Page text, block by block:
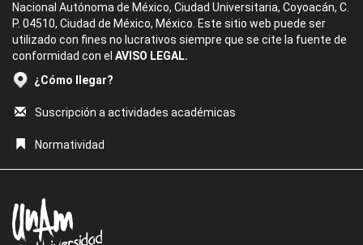
Nacional Autónoma de México, Ciudad Universitaria, Coyoacán, C.
P. 04510, Ciudad de México, México. Este sitio web puede ser
utilizado con fines no lucrativos siempre que se cite la fuente de
conformidad con el AVISO LEGAL.
¿Cómo llegar?
Suscripción a actividades académicas
Normatividad